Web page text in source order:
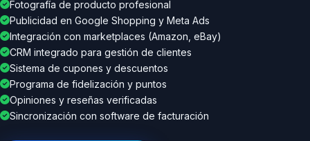
Fotografía de producto profesional
Publicidad en Google Shopping y Meta Ads
Integración con marketplaces (Amazon, eBay)
CRM integrado para gestión de clientes
Sistema de cupones y descuentos
Programa de fidelización y puntos
Opiniones y reseñas verificadas
Sincronización con software de facturación